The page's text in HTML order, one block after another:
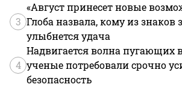
3
«Август принесет новые
Глоба назвала, кому из знаков
улыбнется удача
4
Надвигается волна пугающих
ученые потребовали срочно
безопасность